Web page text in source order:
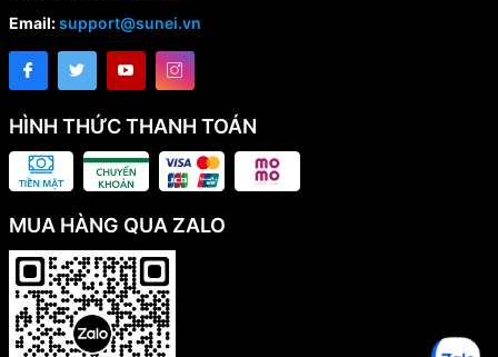
Email:support@sunei.vn
HÌNH THỨC THANH TOÁN
MUA HÀNG QUA ZALO